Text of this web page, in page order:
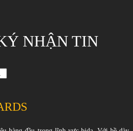
NHẬN TIN